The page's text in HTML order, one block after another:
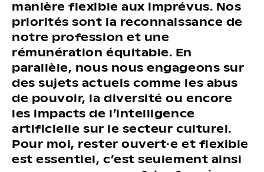
manière flexible aux imprévus. Nos
priorités sont la reconnaissance de
notre profession et une
rémunération équitable. En
parallèle, nous nous engageons sur
des sujets actuels comme les abus
de pouvoir, la diversité ou encore
les impacts de l’intelligence
artificielle sur le secteur culturel.
Pour moi, rester ouvert·e et flexible
est essentiel, c’est seulement ainsi